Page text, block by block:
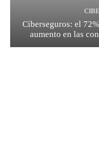
Ciberseguros: el
aumento en las